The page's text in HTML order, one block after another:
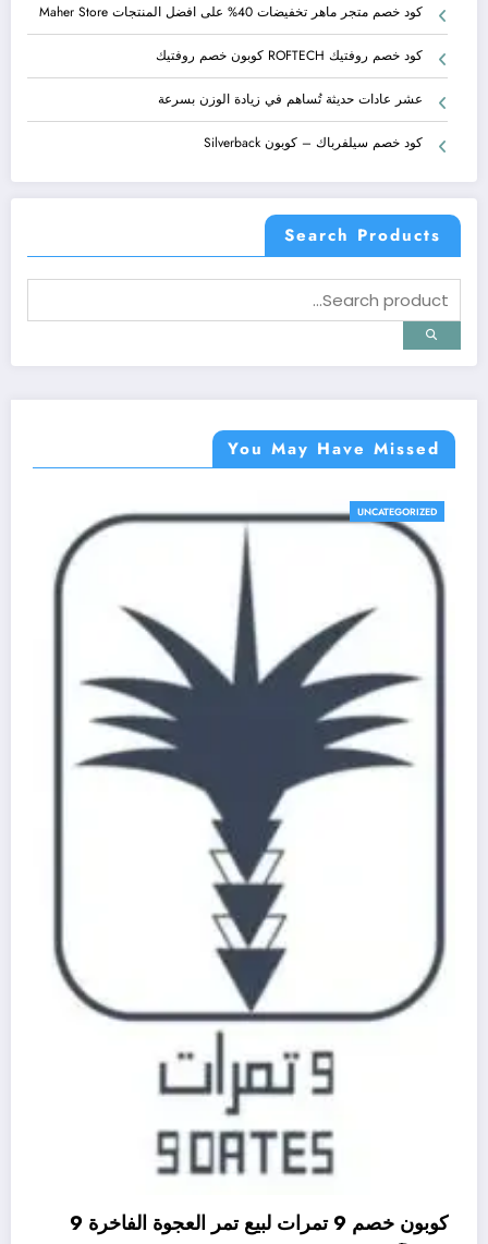
كود خصم متجر ماهر تخفيضات 40% على افضل المنتجات Maher Store
كود خصم روفتيك ROFTECH كوبون خصم روفتيك
عشر عادات حديثة تُساهم في زيادة الوزن بسرعة
كود خصم سيلفرباك – كوبون Silverback
Search Products
You May Have Missed
UNCATEGORIZED
كوبون خصم 9 تمرات لبيع تمر العجوة الفاخرة 9